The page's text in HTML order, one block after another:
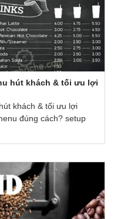
hút khách & tối ưu lợi
khách & tối ưu lợi
đúng cách? setup